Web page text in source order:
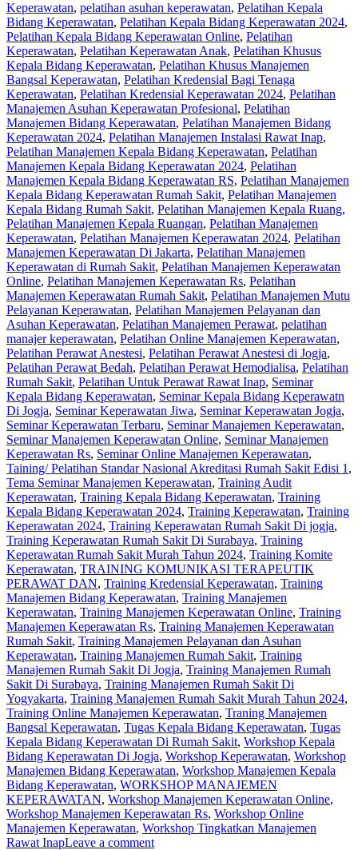
Keperawatan, pelatihan asuhan keperawatan, Pelatihan Kepala
Bidang Keperawatan, Pelatihan Kepala Bidang Keperawatan 2024,
Pelatihan Kepala Bidang Keperawatan Online, Pelatihan
Keperawatan, Pelatihan Keperawatan Anak, Pelatihan Khusus
Kepala Bidang Keperawatan, Pelatihan Khusus Manajemen
Bangsal Keperawatan, Pelatihan Kredensial Bagi Tenaga
Keperawatan, Pelatihan Kredensial Keperawatan 2024, Pelatihan
Manajemen Asuhan Keperawatan Profesional, Pelatihan
Manajemen Bidang Keperawatan, Pelatihan Manajemen Bidang
Keperawatan 2024, Pelatihan Manajemen Instalasi Rawat Inap,
Pelatihan Manajemen Kepala Bidang Keperawatan, Pelatihan
Manajemen Kepala Bidang Keperawatan 2024, Pelatihan
Manajemen Kepala Bidang Keperawatan RS, Pelatihan Manajemen
Kepala Bidang Keperawatan Rumah Sakit, Pelatihan Manajemen
Kepala Bidang Rumah Sakit, Pelatihan Manajemen Kepala Ruang,
Pelatihan Manajemen Kepala Ruangan, Pelatihan Manajemen
Keperawatan, Pelatihan Manajemen Keperawatan 2024, Pelatihan
Manajemen Keperawatan Di Jakarta, Pelatihan Manajemen
Keperawatan di Rumah Sakit, Pelatihan Manajemen Keperawatan
Online, Pelatihan Manajemen Keperawatan Rs, Pelatihan
Manajemen Keperawatan Rumah Sakit, Pelatihan Manajemen Mutu
Pelayanan Keperawatan, Pelatihan Manajemen Pelayanan dan
Asuhan Keperawatan, Pelatihan Manajemen Perawat, pelatihan
manajer keperawatan, Pelatihan Online Manajemen Keperawatan,
Pelatihan Perawat Anestesi, Pelatihan Perawat Anestesi di Jogja,
Pelatihan Perawat Bedah, Pelatihan Perawat Hemodialisa, Pelatihan
Rumah Sakit‎, Pelatihan Untuk Perawat Rawat Inap, Seminar
Kepala Bidang Keperawatan, Seminar Kepala Bidang Keperawatn
Di Jogja, Seminar Keperawatan Jiwa, Seminar Keperawatan Jogja,
Seminar Keperawatan Terbaru, Seminar Manajemen Keperawatan,
Seminar Manajemen Keperawatan Online, Seminar Manajemen
Keperawatan Rs, Seminar Online Manajemen Keperawatan,
Taining/ Pelatihan Standar Nasional Akreditasi Rumah Sakit Edisi 1 ,
Tema Seminar Manajemen Keperawatan, Training Audit
Keperawatan, Training Kepala Bidang Keperawatan, Training
Kepala Bidang Keperawatan 2024, Training Keperawatan, Training
Keperawatan 2024, Training Keperawatan Rumah Sakit Di jogja,
Training Keperawatan Rumah Sakit Di Surabaya, Training
Keperawatan Rumah Sakit Murah Tahun 2024, Training Komite
Keperawatan, TRAINING KOMUNIKASI TERAPEUTIK
PERAWAT DAN, Training Kredensial Keperawatan, Training
Manajemen Bidang Keperawatan, Training Manajemen
Keperawatan, Training Manajemen Keperawatan Online, Training
Manajemen Keperawatan Rs, Training Manajemen Keperawatan
Rumah Sakit, Training Manajemen Pelayanan dan Asuhan
Keperawatan, Training Manajemen Rumah Sakit, Training
Manajemen Rumah Sakit Di Jogja, Training Manajemen Rumah
Sakit Di Surabaya, Training Manajemen Rumah Sakit Di
Yogyakarta, Training Manajemen Rumah Sakit Murah Tahun 2024,
Training Online Manajemen Keperawatan, Traning Manajemen
Bangsal Keperawatan, Tugas Kepala Bidang Keperawatan, Tugas
Kepala Bidang Keperawatan Di Rumah Sakit, Workshop Kepala
Bidang Keperawatan Di Jogja, Workshop Keperawatan, Workshop
Manajemen Bidang Keperawatan, Workshop Manajemen Kepala
Bidang Keperawatan, WORKSHOP MANAJEMEN
KEPERAWATAN, Workshop Manajemen Keperawatan Online,
Workshop Manajemen Keperawatan Rs, Workshop Online
Manajemen Keperawatan, Workshop Tingkatkan Manajemen
Rawat InapLeave a comment